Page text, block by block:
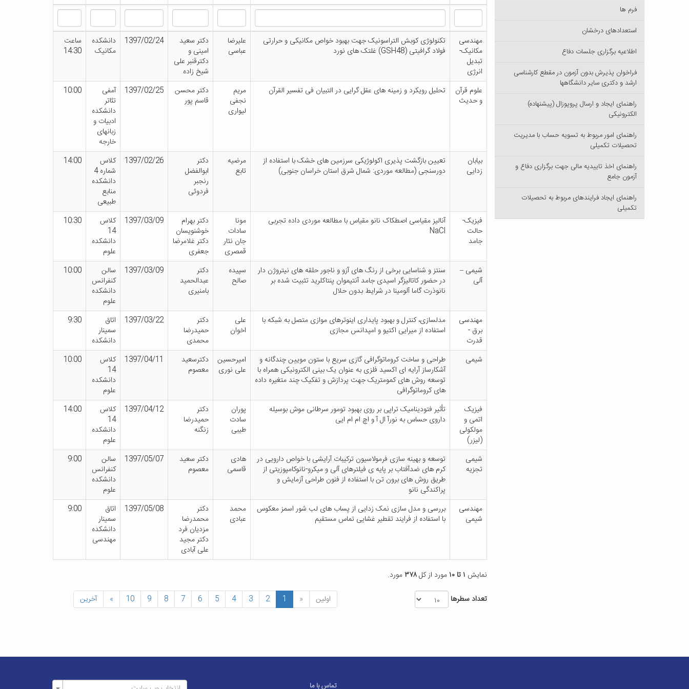
مهندسی
مکانیک-
تبدیل
انرژی
تکنولوژی کوبش التراسونیک جهت بهبود خواص مکانیکی و حرارتی
فولاد گرافیتی (GSH48) غلتک های نورد
علیرضا
عباسی
دکتر سعید
امینی و
دکترقنبر علی
شیخ زاده
1397/02/24
دانشکده
مکانیک
ساعت
14:30
علوم قرآن
و حدیث
تحلیل رویکرد و زمینه های عقل گرایی در التبیان فی تفسیر القرآن
مریم
نجفی
لیواری
دکتر محسن
قاسم پور
1397/02/25
آمفی
تئاتر
دانشکده
ادبیات و
زبانهای
خارجه
10:00
بیابان
زدایی
تعیین بازگشت پذیری اکولوژیکی سرزمین های خشک با استفاده از
دورسنجی (مطالعه موردی: شمال شرق استان خراسان جنوبی)
مرضیه
تابع
دکتر
ابوالفضل
رنجبر
فردوئی
1397/02/26
کلاس
شماره 4
دانشکده
منابع
طبیعی
14:00
فیزیک-
حالت
جامد
آنالیز مقیاسی اصطکاک نانو مقیاس با مطالعه موردی داده تجربی
NaCl
مونا
سادات
جان نثار
قمصری
دکتر بهرام
خوشنویسان
دکتر غلامرضا
جعفری
1397/03/09
کلاس
14
دانشکده
علوم
10:30
شیمی –
آلی
سنتز و شناسایی برخی از رنگ های آزو و ناجور حلقه های نیتروژن دار
در حضور کاتالیزگر اسیدی جامد آنتیموان پنتاکلرید تثبیت شده بر
نانوذرت گاما آلومینا در شرایط بدون حلال
سپیده
صالح
دکتر
عبدالحمید
بامنیری
1397/03/09
سالن
کنفرانس
دانشکده
علوم
10:00
مهندسی
برق -
قدرت
مدلسازی، کنترل و بهبود پایداری اینوترهای موازی متصل به شبکه با
استفاده از میرایی اکتیو و امپدانس مجازی
علی
اخوان
دکتر
حمیدرضا
محمدی
1397/03/22
اتاق
سمینار
دانشکده
9:30
شیمی
طراحی و ساخت کروماتوگرافی گازی سریع با ستون مویین چندگانه و
آشکارساز آرایه ای اکسید فلزی به عنوان یک بینی الکترونیکی همراه با
توسعه روش های کمومتریک جهت پردازش و تفکیک چند متغیره داده
های کروماتوگرافی
امیرحسین
علی نوری
دکترسعید
معصوم
1397/04/11
کلاس
14
دانشکده
علوم
10:00
فیزیک
اتمی و
مولکولی
(لیزر)
تأثیر فتودینامیک تراپی بر روی بهبود تومور سرطانی موش بوسیله
داروی حساس به نورآ ال آ و اچ ام ام ایی
پوران
سادت
طیبی
دکتر
حمیدرضا
زنگنه
1397/04/12
کلاس
14
دانشکده
علوم
14:00
شیمی
تجزیه
توسعه و بهینه سازی فرمولاسیون ترکیبات آرایشی با خواص دارویی در
کرم های ضدآفتاب بر پایه ی فیلترهای آلی و میکرو-نانوکامپوزیتی از
طریق روش های برون تن با استفاده از فنون طراحی آزمایش و
پراکندگی نانو
هادی
قاسمی
دکتر سعید
معصوم
1397/05/07
سالن
کنفرانس
دانشکده
علوم
9:00
مهندسی
شیمی
بررسی و مدل سازی نمک زدایی از پساب های لب شور اسمز معکوس
با استفاده از فرایند تقطیر غشایی تماس مستقیم
محمد
عبادی
دکتر
محمدرضا
مزدیان فرد
دکتر مجید
علی آبادی
1397/05/08
اتاق
سمینار
دانشکده
مهندسی
9:00
نمایش ۱ تا ۱۰ مورد از کل۳۷۸مورد.
تعداد سطرها
اولین «
1
2
3
4
5
6
7
8
9
10
» آخرین
فرم ها
استعدادهای درخشان
اطلاعیه برگزاری جلسات دفاع
فراخوان پذیرش بدون آزمون در مقطع کارشناسی
ارشد و دکتری سایر دانشگاهها
راهنمای ایجاد و ارسال پروپوزال (پیشنهاده)
الکترونیکی
راهنمای امور مربوط به تسویه حساب با مدیریت
تحصیلات تکمیلی
راهنمای اخذ تاییدیه مالی جهت برگزاری دفاع و
آزمون جامع
راهنمای ایجاد فرایندهای مربوط به تحصیلات
تکمیلی
تماس با ما